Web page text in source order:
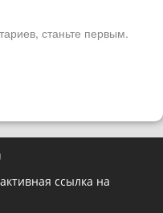
станьте первым.
ссылка на